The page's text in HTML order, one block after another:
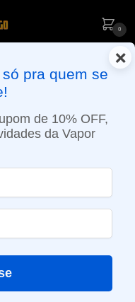
0
(SEG A SEX): PEDIDOS
MOTOBOY
×
pra quem se
de 10% OFF,
da Vapor